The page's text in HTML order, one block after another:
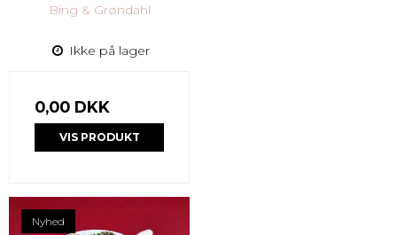
Bing & Grøndahl
Ikke på lager
0,00 DKK
VIS PRODUKT
Nyhed